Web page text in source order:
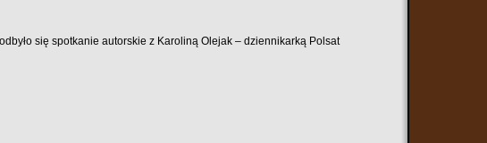
się spotkanie autorskie z Karoliną Olejak – dziennikarką Polsat